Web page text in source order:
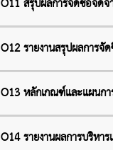
O11 สรุปผลการจัดซื้อจัด
O12 รายงานสรุปผลการ
O13 หลักเกณฑ์และแผนก
O14 รายงานผลการบริห